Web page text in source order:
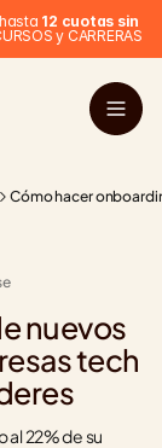
12 cuotas sin
y CARRERAS
Cómo hacer
nuevos
tech
al 22% de su